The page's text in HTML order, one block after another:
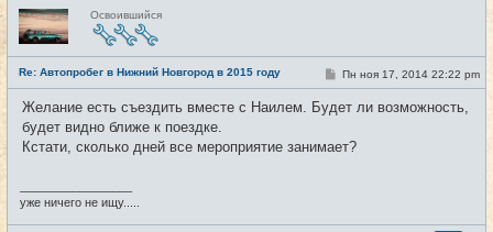
Н
е
в
с
е
т
и
Освоившийся
Re: Автопробег в Нижний Новгород в 2015 году #15
С
о
б
н
Пн ноя 17, 2014 22:22 pm
Желание есть съездить вместе с Наилем. Будет ли возможность,
будет видно ближе к поездке.
Кстати, сколько дней все мероприятие занимает?
уже ничего не ищу.....